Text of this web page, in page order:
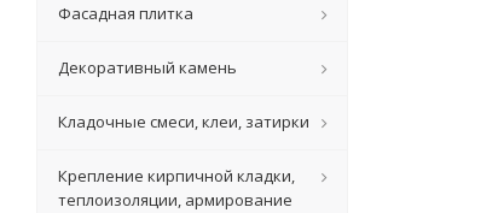
Фасадная плитка
Декоративный камень
Кладочные смеси, клеи, затирки
Крепление кирпичной кладки,
теплоизоляции, армирование